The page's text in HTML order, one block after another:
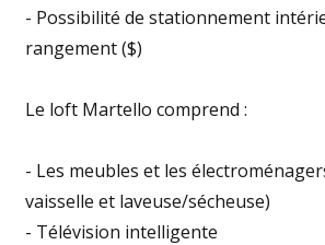
- Possibilité de stationnement
rangement ($)
Le loft Martello comprend :
- Les meubles et les
vaisselle et laveuse/sécheuse)
- Télévision intelligente